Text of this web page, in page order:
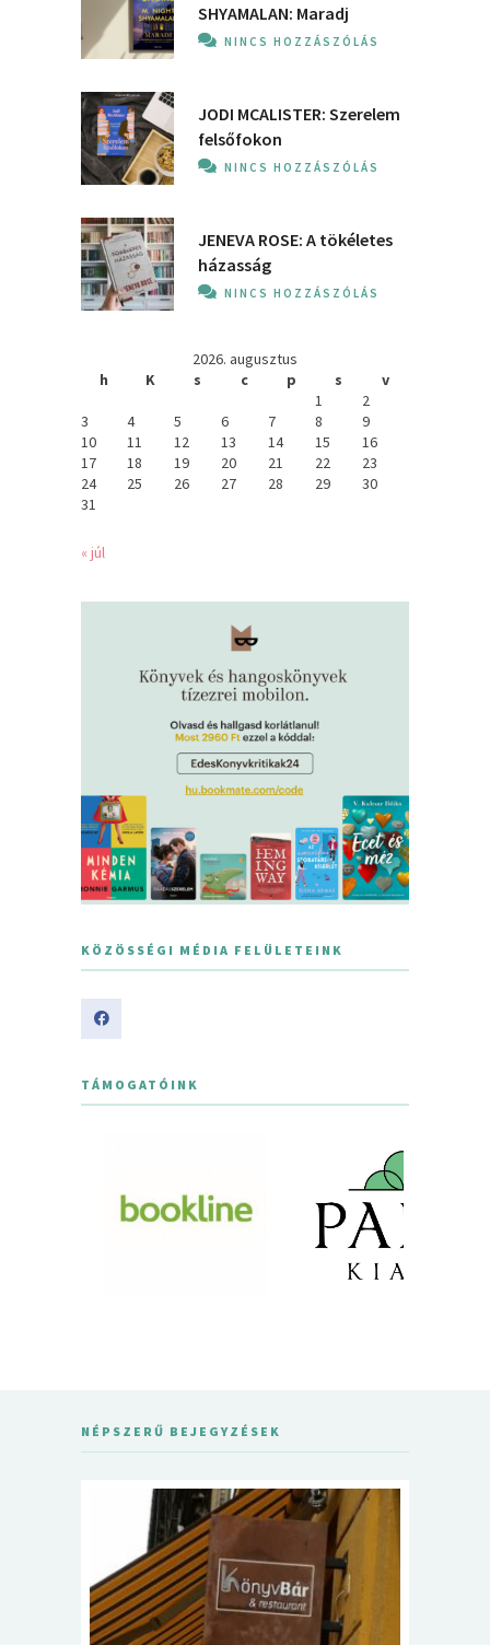
SHYAMALAN: Maradj
NINCS HOZZÁSZÓLÁS
JODI MCALISTER: Szerelem
felsőfokon
NINCS HOZZÁSZÓLÁS
JENEVA ROSE: A ​tökéletes
házasság
NINCS HOZZÁSZÓLÁS
2026. augusztus
h
K s c p s
v
1
2
3
4 5 6 7 8
9
10
11 12 13 14 15
16
17
18 19 20 21 22
23
24
25 26 27 28 29
30
31
« júl
KÖZÖSSÉGI MÉDIA FELÜLETEINK
TÁMOGATÓINK
NÉPSZERŰ BEJEGYZÉSEK